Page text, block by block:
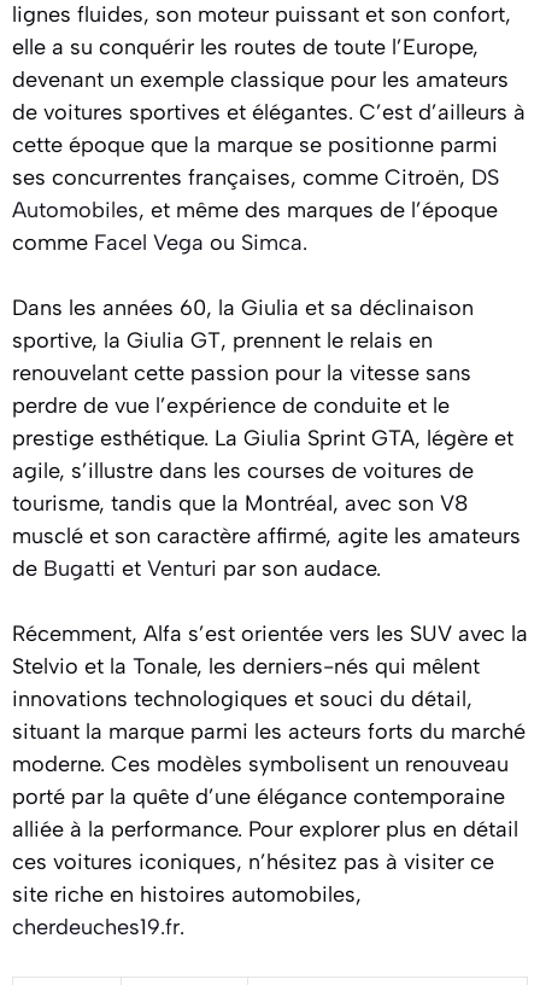
lignes fluides, son moteur puissant et son confort,
elle a su conquérir les routes de toute l’Europe,
devenant un exemple classique pour les amateurs
de voitures sportives et élégantes. C’est d’ailleurs à
cette époque que la marque se positionne parmi
ses concurrentes françaises, comme Citroën, DS
Automobiles, et même des marques de l’époque
comme Facel Vega ou Simca.
Dans les années 60, la Giulia et sa déclinaison
sportive, la Giulia GT, prennent le relais en
renouvelant cette passion pour la vitesse sans
perdre de vue l’expérience de conduite et le
prestige esthétique. La Giulia Sprint GTA, légère et
agile, s’illustre dans les courses de voitures de
tourisme, tandis que la Montréal, avec son V8
musclé et son caractère affirmé, agite les amateurs
de Bugatti et Venturi par son audace.
Récemment, Alfa s’est orientée vers les SUV avec la
Stelvio et la Tonale, les derniers-nés qui mêlent
innovations technologiques et souci du détail,
situant la marque parmi les acteurs forts du marché
moderne. Ces modèles symbolisent un renouveau
porté par la quête d’une élégance contemporaine
alliée à la performance. Pour explorer plus en détail
ces voitures iconiques, n’hésitez pas à visiter ce
site riche en histoires automobiles,
cherdeuches19.fr.